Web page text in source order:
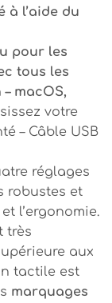
à l’aide du
pour les
tous les
macOS,
votre
– Câble USB
réglages
robustes et
l’ergonomie.
très
aux
tactile est
marquages